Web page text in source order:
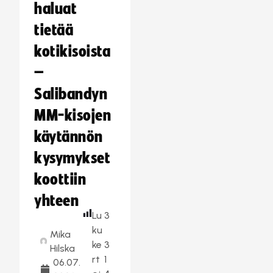
haluat
tietää
kotikisoista
–
Salibandyn
MM-kisojen
käytännön
kysymykset
koottiin
yhteen
Mika
Hilska
06.07.
Lu
ku
ke
rt
3
3
1